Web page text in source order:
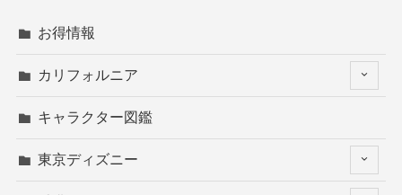
お得情報
カリフォルニア
キャラクター図鑑
東京ディズニー